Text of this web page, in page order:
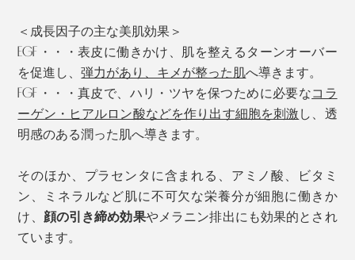
＜成長因子の主な美肌効果＞
EGF・・・表皮に働きかけ、肌を整えるターンオーバー
を促進し、弾力があり、キメが整った肌へ導きます。
FGF・・・真皮で、ハリ・ツヤを保つために必要なコラ
ーゲン・ヒアルロン酸などを作り出す細胞を刺激し、透
明感のある潤った肌へ導きます。
そのほか、プラセンタに含まれる、アミノ酸、ビタミ
ン、ミネラルなど肌に不可欠な栄養分が細胞に働きか
け、 顔の引き締め効果やメラニン排出にも効果的とされ
ています。